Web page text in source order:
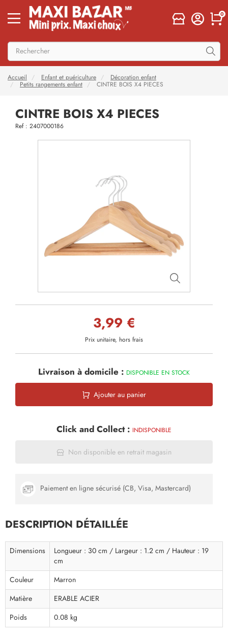
0
Accueil Enfant et puériculture
Décoration enfant
Petits rangements enfant
CINTRE BOIS X4 PIECES
CINTRE BOIS X4 PIECES
Ref : 2407000186
3,99 €
Prix unitaire, hors frais
Livraison à domicile : DISPONIBLE EN STOCK
Ajouter au panier
Click and Collect : INDISPONIBLE
Non disponible en retrait magasin
Paiement en ligne sécurisé (CB, Visa, Mastercard)
DESCRIPTION DÉTAILLÉE
Dimensions
Longueur : 30 cm / Largeur : 1.2 cm / Hauteur : 19
cm
Couleur
Marron
Matière
ERABLE ACIER
Poids
0.08 kg